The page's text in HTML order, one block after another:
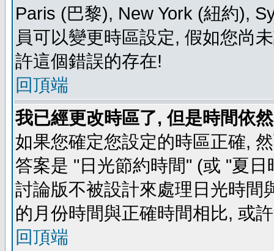
Paris (巴黎), New York (紐約),
員可以變更時區設定, 假如您尚
許這個錯誤的存在!
回頂端
我已經更改時區了, 但是時間依
如果您確定您設定的時區正確,
答案是 "日光節約時間" (或 "夏
討論版不被設計來處理日光時間
的月份時間與正確時間相比, 或
回頂端